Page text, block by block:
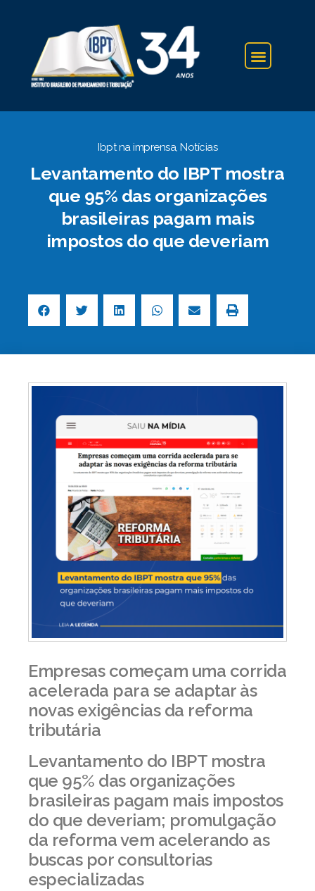
Ibpt na imprensa, Notícias
Levantamento do IBPT mostra
que 95% das organizações
brasileiras pagam mais
impostos do que deveriam
Empresas começam uma corrida
acelerada para se adaptar às
novas exigências da reforma
tributária
Levantamento do IBPT mostra
que 95% das organizações
brasileiras pagam mais impostos
do que deveriam; promulgação
da reforma vem acelerando as
buscas por consultorias
especializadas